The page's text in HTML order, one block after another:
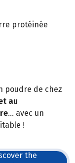
protéinée
poudre de chez
au
… avec un
!
the